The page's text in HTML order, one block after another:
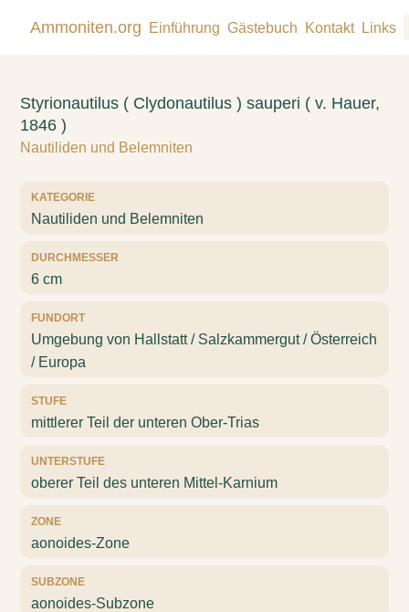
Ammoniten.org Einführung Gästebuch Kontakt Links
Styrionautilus ( Clydonautilus ) sauperi ( v. Hauer,
1846 )
Nautiliden und Belemniten
KATEGORIE
Nautiliden und Belemniten
DURCHMESSER
6 cm
FUNDORT
Umgebung von Hallstatt / Salzkammergut / Österreich
/ Europa
STUFE
mittlerer Teil der unteren Ober-Trias
UNTERSTUFE
oberer Teil des unteren Mittel-Karnium
ZONE
aonoides-Zone
SUBZONE
aonoides-Subzone